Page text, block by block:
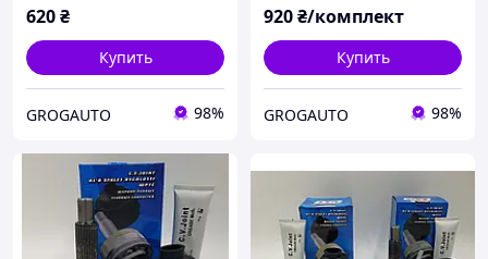
620₴
Купить
GROGAUTO 98%
920₴/комплект
Купить
GROGAUTO 98%